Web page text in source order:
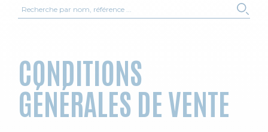
CONDITIONS
GÉNÉRALES DE VENTE